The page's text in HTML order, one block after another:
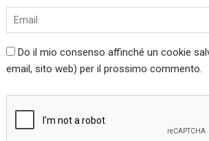
Do il mio consenso affinché un cookie
email, sito web) per il prossimo commento.